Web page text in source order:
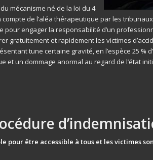
mécanisme né de la loi du 4
compte de l’aléa thérapeutique par les
pour engager la responsabilité d’un
gratuitement et rapidement les victimes
tune certaine gravité, en l’espèce 25 %
et un dommage anormal au regard de l’état
pour être accessible à tous et les victimes